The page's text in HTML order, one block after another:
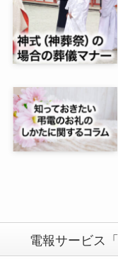
電報サービス